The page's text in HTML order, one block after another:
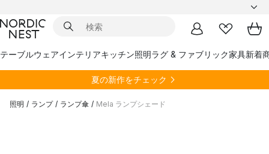
テーブルウェアインテリアキッチン照明ラグ & ファブリック家具新着
夏の新作をチェック
照明 / ランプ / ランプ傘 / Mela ランプシェード